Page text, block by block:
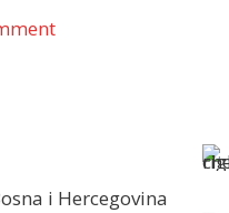
i Hercegovina